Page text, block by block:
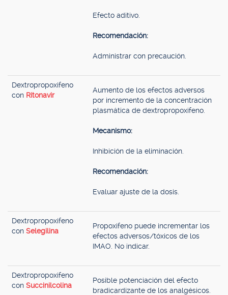
Efecto aditivo.
Recomendación:
Administrar con precaución.
Dextropropoxifeno
con Ritonavir
Aumento de los efectos adversos
por incremento de la concentración
plasmática de dextropropoxifeno.
Mecanismo:
Inhibición de la eliminación.
Recomendación:
Evaluar ajuste de la dosis.
Dextropropoxifeno
con Selegilina
Propoxifeno puede incrementar los
efectos adversos/tóxicos de los
IMAO. No indicar.
Dextropropoxifeno
con Succinilcolina
Posible potenciación del efecto
bradicardizante de los analgésicos.